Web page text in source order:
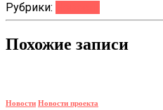
Рубрики:
Похожие записи
Новости Новости проекта